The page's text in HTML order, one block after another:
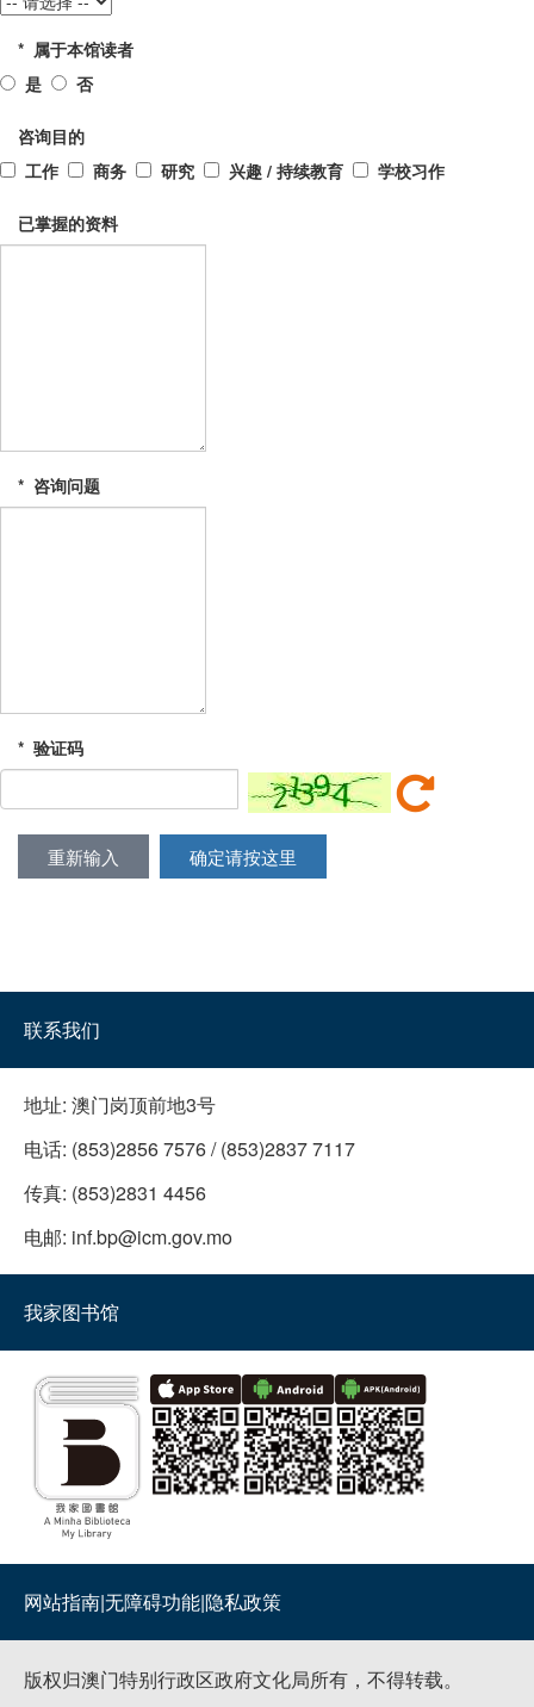
* 属于本馆读者
是
否
咨询目的
工作
商务 研究 兴趣 / 持续教育 学校习作
已掌握的资料
* 咨询问题
* 验证码
重新输入 确定请按这里
联系我们
地址: 澳门岗顶前地3号
电话: (853)2856 7576 / (853)2837 7117
传真: (853)2831 4456
电邮: inf.bp@icm.gov.mo
我家图书馆
网站指南|无障碍功能|隐私政策
版权归澳门特别行政区政府文化局所有，不得转载。